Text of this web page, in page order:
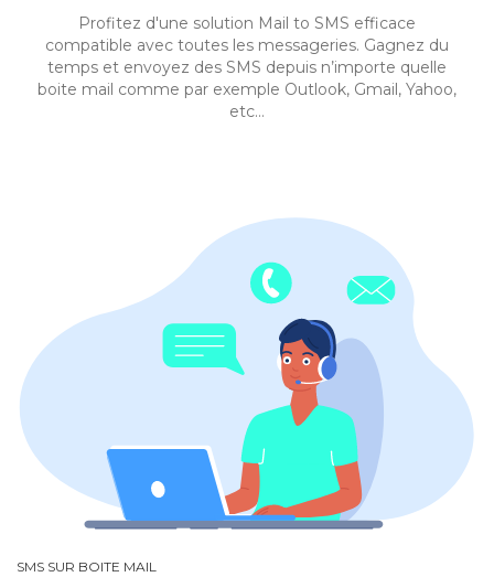
Profitez d'une solution Mail to SMS efficace
compatible avec toutes les messageries. Gagnez du
temps et envoyez des SMS depuis n’importe quelle
boite mail comme par exemple Outlook, Gmail, Yahoo,
etc…
SMS SUR BOITE MAIL